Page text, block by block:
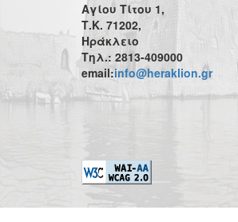
Αγίου Τίτου 1,
Τ.Κ. 71202,
Ηράκλειο
Τηλ.: 2813-409000
email:info@heraklion.gr